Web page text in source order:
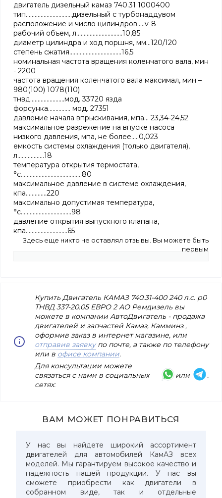
двигатель дизельный камаз 740.31 1000400
тип...............................дизельный с турбонаддувом
расположение и число цилиндров.....v-8
рабочий объем, л...............................10,85
диаметр цилиндра и ход поршня, мм...120/120
степень сжатия...................................16,5
номинальная частота вращения коленчатого вала, мин
- 2200
частота вращения коленчатого вала максимал, мин –
980(100) 1078(110)
тнвд.......................мод. 33720 язда
форсунка............... мод. 27351
давление начала впрыскивания, мпа... 23,34-24,52
максимальное разрежение на впуске насоса
низкого давления, мпа, не более.....0,023
емкость системы охлаждения (только двигателя),
л..................18
температура открытия термостата,
°с.........................................80
максимальное давление в системе охлаждения,
кпа..............220
максимально допустимая температура,
°с..................................98
давление открытия выпускного клапана,
кпа............................65
Здесь еще никто не оставлял отзывы. Вы можете быть
первым
Купить Двигатель КАМАЗ 740.31-400 240 л.с. р0
ТНВД 337-20.05 ЕВРО 2 АО Ремдизель вы
можете в компании АвтоДвигатель - продажа
двигателей и запчастей Камаз, Камминз ,
оформив заказ в интернет магазине, или
отправив заявкупо почте, а также по телефону
или в офисе компании.
Для консультации можете
связаться с нами в социальных
сетях:
или .
ВАМ МОЖЕТ ПОНРАВИТЬСЯ
У нас вы найдете широкий ассортимент
двигателей для автомобилей КамАЗ всех
моделей. Мы гарантируем высокое качество и
надежность нашей продукции. У нас вы
сможете приобрести как двигатели в
собранном виде, так и отдельные